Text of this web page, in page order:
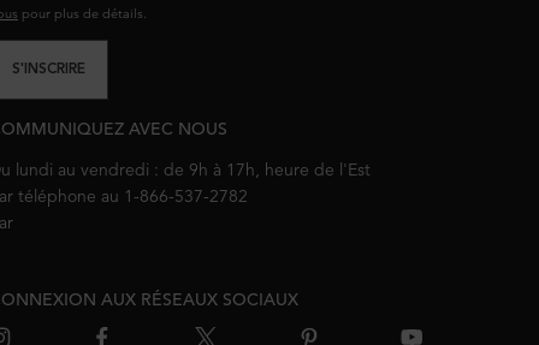
pour plus de détails.
S'INSCRIRE
AVEC NOUS
lundi au vendredi : de 9h à 17h, heure de l'Est
téléphone au 1-866-537-2782
AUX RÉSEAUX SOCIAUX